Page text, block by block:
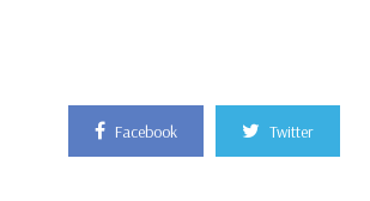
Facebook Twitter